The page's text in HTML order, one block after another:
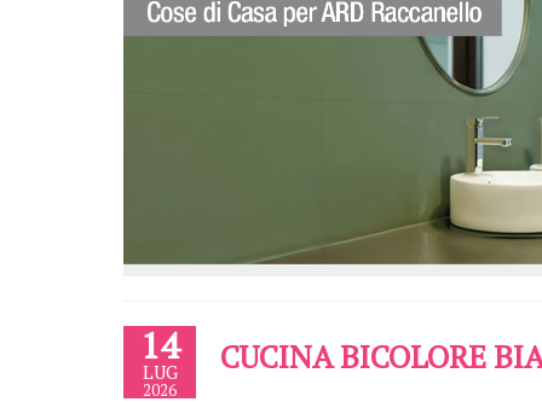
14
LUG
2026
CUCINA BICOLORE